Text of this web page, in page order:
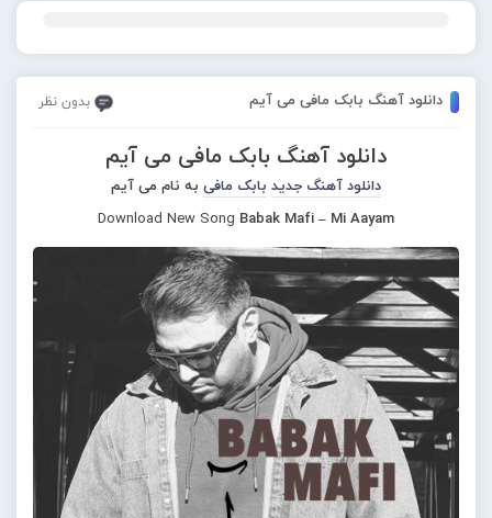
دانلود آهنگ بابک مافی می آیم بدون نظر
دانلود آهنگ بابک مافی می آیم
دانلود آهنگ جدید بابک مافی به نام می آیم
Download New Song Babak Mafi – Mi Aayam